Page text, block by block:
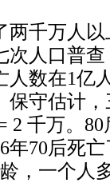
两千万人
次人口普查
人数在1亿
保守估计
2 千万。 80
年70后死亡
，一个人